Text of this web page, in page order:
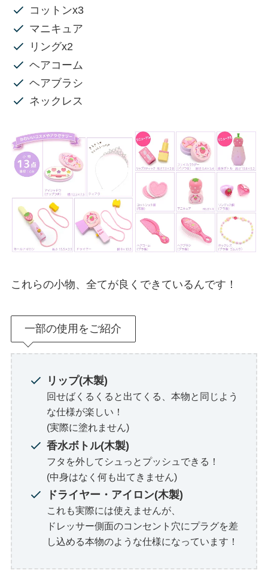
コットンx3
マニキュア
リングx2
ヘアコーム
ヘアブラシ
ネックレス
これらの小物、全てが良くできているんです！
一部の使用をご紹介
リップ(木製)
回せばくるくると出てくる、本物と同じよう
な仕様が楽しい！
(実際に塗れません)
香水ボトル(木製)
フタを外してシュっとプッシュできる！
(中身はなく何も出てきません)
ドライヤー・アイロン(木製)
これも実際には使えませんが、
ドレッサー側面のコンセント穴にプラグを差
し込める本物のような仕様になっています！